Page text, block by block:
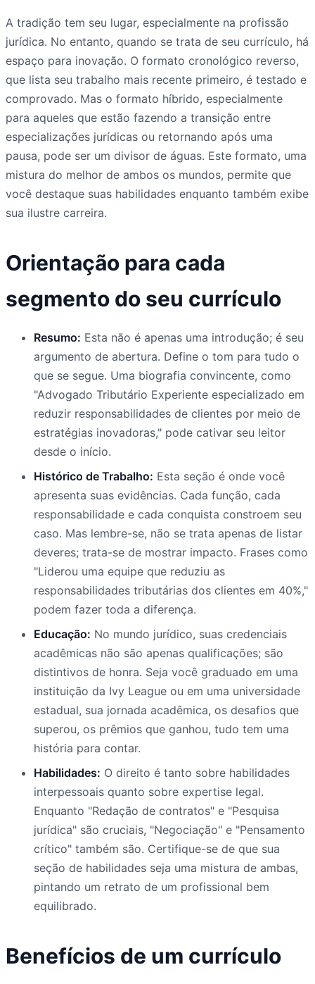
A tradição tem seu lugar, especialmente na profissão
jurídica. No entanto, quando se trata de seu currículo, há
espaço para inovação. O formato cronológico reverso,
que lista seu trabalho mais recente primeiro, é testado e
comprovado. Mas o formato híbrido, especialmente
para aqueles que estão fazendo a transição entre
especializações jurídicas ou retornando após uma
pausa, pode ser um divisor de águas. Este formato, uma
mistura do melhor de ambos os mundos, permite que
você destaque suas habilidades enquanto também exibe
sua ilustre carreira.
Orientação para cada
segmento do seu currículo
Resumo: Esta não é apenas uma introdução; é seu
argumento de abertura. Define o tom para tudo o
que se segue. Uma biografia convincente, como
"Advogado Tributário Experiente especializado em
reduzir responsabilidades de clientes por meio de
estratégias inovadoras," pode cativar seu leitor
desde o início.
Histórico de Trabalho: Esta seção é onde você
apresenta suas evidências. Cada função, cada
responsabilidade e cada conquista constroem seu
caso. Mas lembre-se, não se trata apenas de listar
deveres; trata-se de mostrar impacto. Frases como
"Liderou uma equipe que reduziu as
responsabilidades tributárias dos clientes em 40%,"
podem fazer toda a diferença.
Educação: No mundo jurídico, suas credenciais
acadêmicas não são apenas qualificações; são
distintivos de honra. Seja você graduado em uma
instituição da Ivy League ou em uma universidade
estadual, sua jornada acadêmica, os desafios que
superou, os prêmios que ganhou, tudo tem uma
história para contar.
Habilidades: O direito é tanto sobre habilidades
interpessoais quanto sobre expertise legal.
Enquanto "Redação de contratos" e "Pesquisa
jurídica" são cruciais, "Negociação" e "Pensamento
crítico" também são. Certifique-se de que sua
seção de habilidades seja uma mistura de ambas,
pintando um retrato de um profissional bem
equilibrado.
Benefícios de um currículo